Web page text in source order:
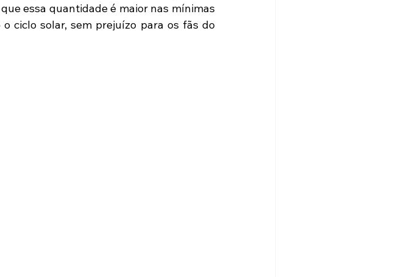
essa quantidade é maior nas mínimas
ciclo solar, sem prejuízo para os fãs do